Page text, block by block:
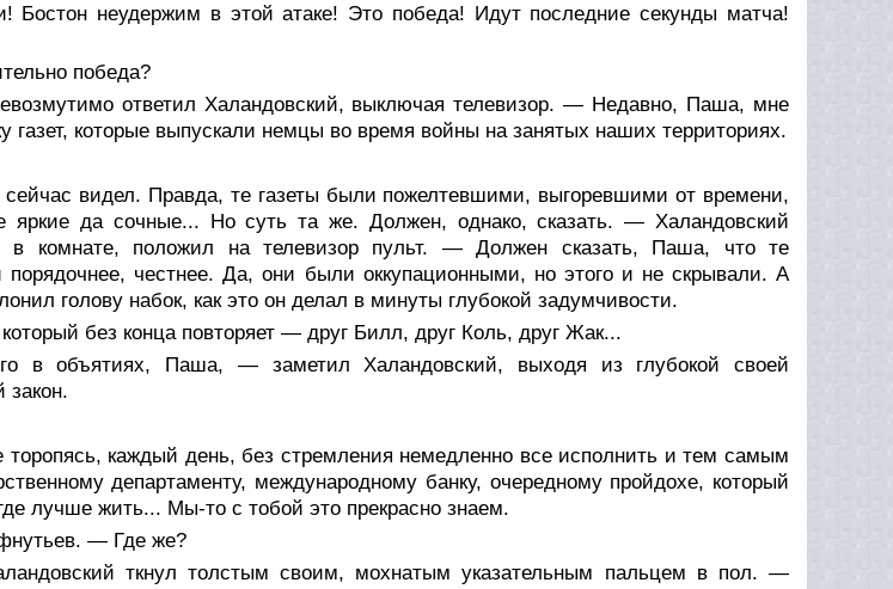
Бостон неудержим в этой атаке! Это победа! Идут последние секунды матча!
победа?
ответил Халандовский, выключая телевизор. — Недавно, Паша, мне
газет, которые выпускали немцы во время войны на занятых наших территориях.
видел. Правда, те газеты были пожелтевшими, выгоревшими от времени,
яркие да сочные... Но суть та же. Должен, однако, сказать. — Халандовский
в комнате, положил на телевизор пульт. — Должен сказать, Паша, что те
честнее. Да, они были оккупационными, но этого и не скрывали. А
голову набок, как это он делал в минуты глубокой задумчивости.
без конца повторяет — друг Билл, друг Коль, друг Жак...
в объятиях, Паша, — заметил Халандовский, выходя из глубокой своей
каждый день, без стремления немедленно все исполнить и тем самым
департаменту, международному банку, очередному пройдохе, который
лучше жить... Мы-то с тобой это прекрасно знаем.
— Где же?
ткнул толстым своим, мохнатым указательным пальцем в пол. —